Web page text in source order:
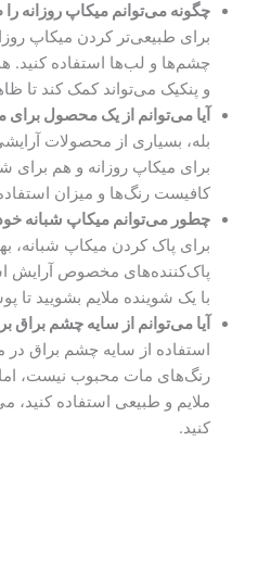
چگونه می‌توانم میکاپ روزانه
برای طبیعی‌تر کردن میکاپ
چشم‌ها و لب‌ها استفاده کنید.
و پنکیک می‌تواند کمک کند تا
آیا می‌توانم از یک محصول برای
بله، بسیاری از محصولات
برای میکاپ روزانه و هم برای
کافیست رنگ‌ها و میزان
چطور می‌توانم میکاپ شبانه
برای پاک کردن میکاپ شبانه،
پاک‌کننده‌های مخصوص آرایش
با یک شوینده ملایم بشویید تا
آیا می‌توانم از سایه چشم براق
استفاده از سایه چشم براق در
رنگ‌های مات محبوب نیست،
ملایم و طبیعی استفاده کنید،
کنید.